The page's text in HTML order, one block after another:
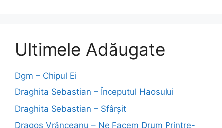
Ultimele Adăugate
Dgm – Chipul Ei
Draghita Sebastian – Începutul Haosului
Draghita Sebastian – Sfârșit
Dragoş Vrânceanu – Ne Facem Drum Printre-